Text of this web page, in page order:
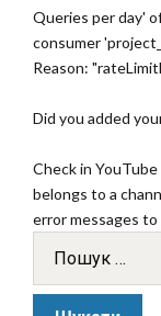
Queries per day'
consumer
Reason:
Did you added
Check in
belongs to a
error messages to